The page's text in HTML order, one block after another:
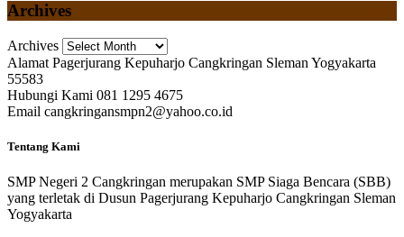
Archives
Archives
Alamat Pagerjurang Kepuharjo Cangkringan Sleman Yogyakarta
55583
Hubungi Kami 081 1295 4675
Email cangkringansmpn2@yahoo.co.id
Tentang Kami
SMP Negeri 2 Cangkringan merupakan SMP Siaga Bencara (SBB)
yang terletak di Dusun Pagerjurang Kepuharjo Cangkringan Sleman
Yogyakarta